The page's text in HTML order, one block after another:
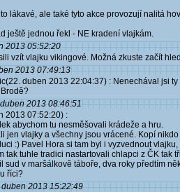
lákavé, ale také tyto akce provozují nalitá
ještě jednou řekl - NE kradení vlajkám.
2013 05:52:20
vzít vlajku vikingové. Možná zkuste začít
2013 07:49:13
duben 2013 22:04:37) : Nenechával jsi
2013 08:46:51
2013 07:52:20) :
abychom tu nesměšovali krádeže a hru.
jen vlajky a všechny jsou vrácené. Kopí
:) Pavel Hora si tam byl i vyzvednout
tak tuhle tradici nastartovali chlapci z ČK tak
sud v maršálkově táboře, dva roky předtím
říci?
duben 2013 15:22:49